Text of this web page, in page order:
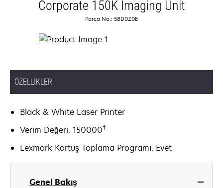
Corporate 150K Imaging Unit
Parça No.: 58D0Z0E
ÖZELLIKLER
Black & White Laser Printer
Verim Değeri: 150000†
Lexmark Kartuş Toplama Programı: Evet
Genel Bakış